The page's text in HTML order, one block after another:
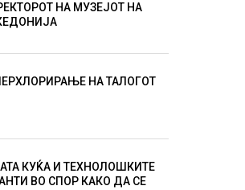
НА МУЗЕЈОТ НА
НА ТАЛОГОТ
КУЌА И ТЕХНОЛОШКИТЕ
ВО СПОР КАКО ДА СЕ